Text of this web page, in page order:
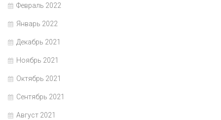
Февраль 2022
Январь 2022
Декабрь 2021
Ноябрь 2021
Октябрь 2021
Сентябрь 2021
Август 2021